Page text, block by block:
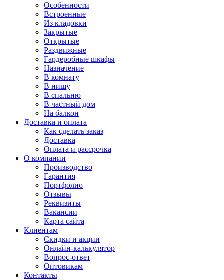
Особенности
Встроенные
Из кладовки
Закрытые
Открытые
Раздвижные
Гардеробные шкафы
Назначение
В комнату
В нишу
В спальню
В частный дом
На балкон
Доставка и оплата
Как сделать заказ
Доставка
Оплата и рассрочка
О компании
Производство
Гарантия
Портфолио
Отзывы
Реквизиты
Вакансии
Карта сайта
Клиентам
Скидки и акции
Онлайн-калькулятор
Вопрос-ответ
Оптовикам
Контакты